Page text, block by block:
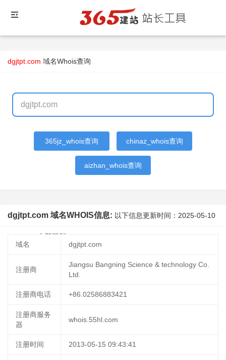
dgjtpt.com 域名Whois查询
365jz_whois查询 chinaz_whois查询
aizhan_whois查询
dgjtpt.com 域名WHOIS信息: 以下信息更新时间： 2025-05-10
立即更新
域名
dgjtpt.com
注册商
Jiangsu Bangning Science & technology Co.
Ltd.
注册商电话 +86.02586883421
注册商服务
器
whois.55hl.com
注册时间 2013-05-15 09:43:41